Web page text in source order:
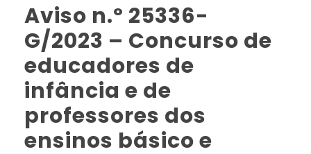
Aviso n.º 25336-
G/2023 – Concurso de
educadores de
infância e de
professores dos
ensinos básico e